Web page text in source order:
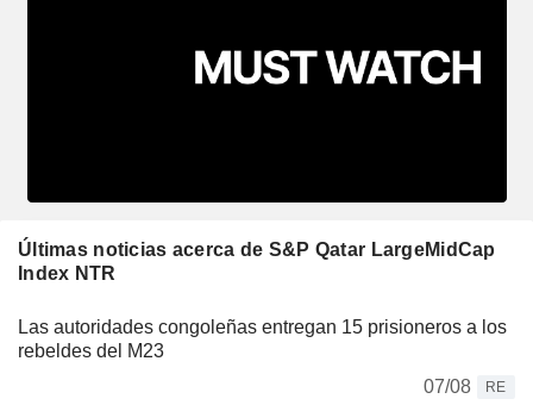
Últimas noticias acerca de S&P Qatar LargeMidCap
Index NTR
Las autoridades congoleñas entregan 15 prisioneros a los
rebeldes del M23
07/08
RE